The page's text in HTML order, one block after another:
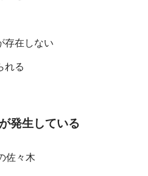
存在しない
れる
発生している